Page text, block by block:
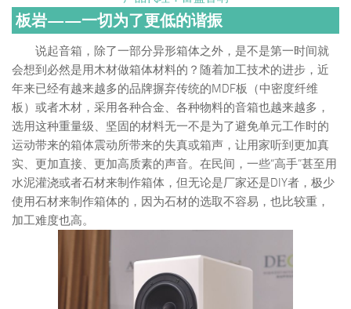
板岩——一切为了更低的谐振
说起音箱，除了一部分异形箱体之外，是不是第一时间就
会想到必然是用木材做箱体材料的？随着加工技术的进步，近
年来已经有越来越多的品牌摒弃传统的MDF板（中密度纤维
板）或者木材，采用各种合金、各种物料的音箱也越来越多，
选用这种重量级、坚固的材料无一不是为了避免单元工作时的
运动带来的箱体震动所带来的失真或箱声，让用家听到更加真
实、更加直接、更加高质素的声音。在民间，一些“高手”甚至用
水泥灌浇或者石材来制作箱体，但无论是厂家还是DIY者，极少
使用石材来制作箱体的，因为石材的选取不容易，也比较重，
加工难度也高。